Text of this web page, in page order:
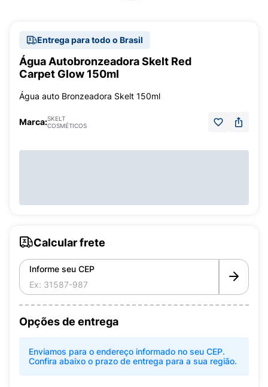
Entrega para todo o Brasil
Água Autobronzeadora Skelt Red
Carpet Glow 150ml
Água auto Bronzeadora Skelt 150ml
Marca:SKELT
COSMÉTICOS
Calcular frete
Informe seu CEP
Opções de entrega
Enviamos para o endereço informado no seu CEP.
Confira abaixo o prazo de entrega para a sua região.